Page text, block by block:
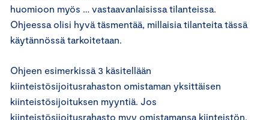
huomioon myös … vastaavanlaisissa tilanteissa.
Ohjeessa olisi hyvä täsmentää, millaisia tilanteita tässä
käytännössä tarkoitetaan.
Ohjeen esimerkissä 3 käsitellään
kiinteistösijoitusrahaston omistaman yksittäisen
kiinteistösijoituksen myyntiä. Jos
kiinteistösijoitusrahasto myy omistamansa kiinteistön,